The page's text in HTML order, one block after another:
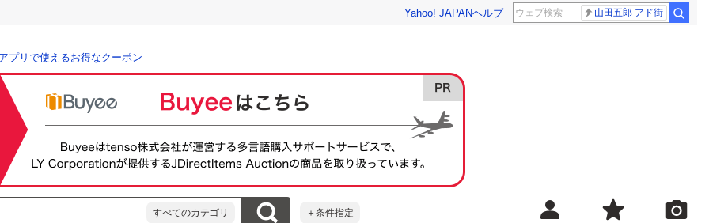
Yahoo! JAPANヘルプ 山田五郎 アド街
プリで使えるお得なクーポン
すべてのカテゴリ ＋条件指定